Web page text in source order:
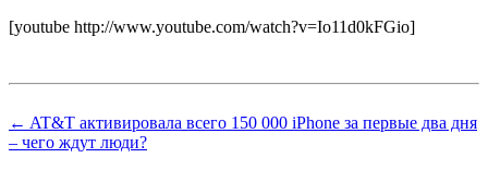
[youtube http://www.youtube.com/watch?v=Io11d0kFGio]
← AT&T активировала всего 150 000 iPhone за первые два дня
– чего ждут люди?